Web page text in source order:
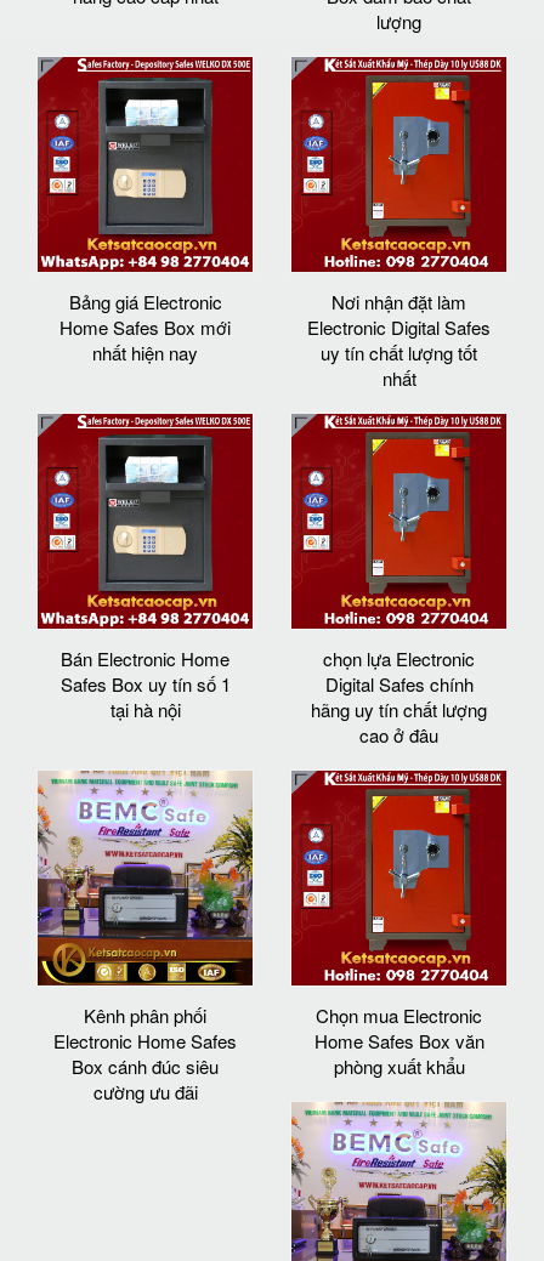
lượng
Bảng giá Electronic
Home Safes Box mới
nhất hiện nay
Nơi nhận đặt làm
Electronic Digital Safes
uy tín chất lượng tốt
nhất
Bán Electronic Home
Safes Box uy tín số 1
tại hà nội
chọn lựa Electronic
Digital Safes chính
hãng uy tín chất lượng
cao ở đâu
Kênh phân phối
Electronic Home Safes
Box cánh đúc siêu
cường ưu đãi
Chọn mua Electronic
Home Safes Box văn
phòng xuất khẩu